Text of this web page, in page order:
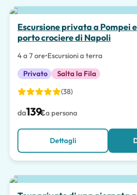
Escursione privata a Pompei
porto crociere di Napoli
4 a 7 ore•Escursioni a terra
Privato
Salta la Fila
(38)
da139€a persona
Dettagli